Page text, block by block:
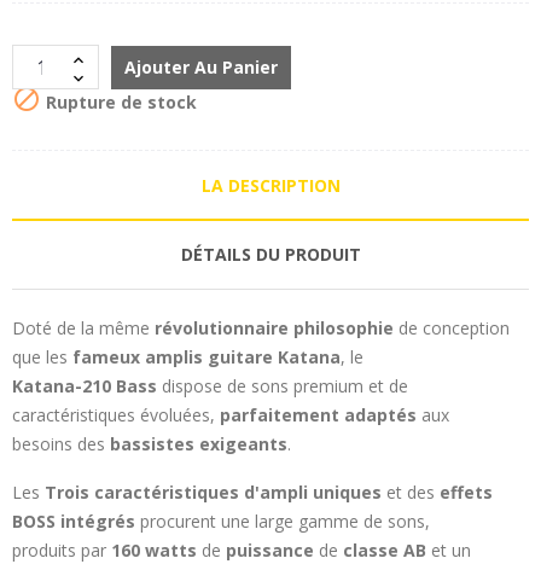
Ajouter Au Panier
 Rupture de stock
LA DESCRIPTION
DÉTAILS DU PRODUIT
Doté de la même révolutionnaire philosophie de conception
que les fameux amplis guitare Katana, le
Katana-210 Bass dispose de sons premium et de
caractéristiques évoluées, parfaitement adaptés aux
besoins des bassistes exigeants.
Les Trois caractéristiques d'ampli uniques et des effets
BOSS intégrés procurent une large gamme de sons,
produits par 160 watts de puissance de classe AB et un